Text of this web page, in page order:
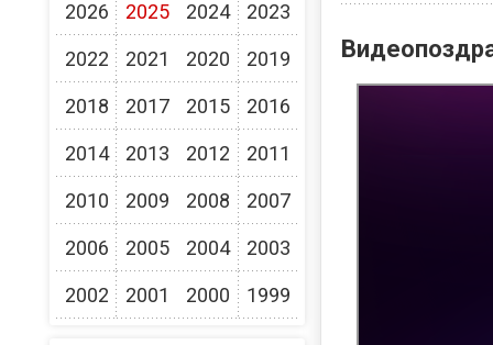
2026
2025 2024 2023
2022 2021 2020 2019
2018 2017 2015 2016
2014 2013 2012 2011
2010 2009 2008 2007
2006 2005 2004 2003
2002 2001 2000 1999